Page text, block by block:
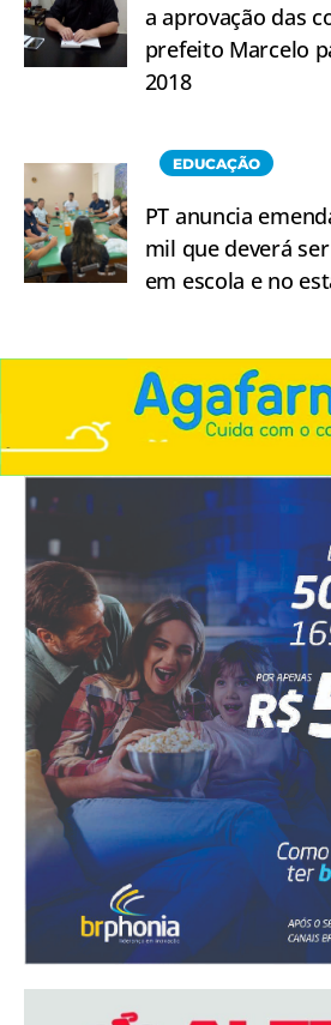
a aprovação das
prefeito Marcelo
2018
EDUCAÇÃO
PT anuncia
mil que deverá
em escola e no